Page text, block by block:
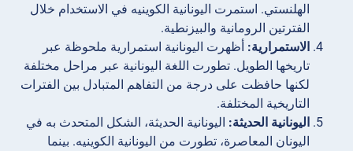
الهلنستي. استمرت اليونانية الكوينيه في الاستخدام خلال
الفترتين الرومانية والبيزنطية.
الاستمرارية: أظهرت اليونانية استمرارية ملحوظة عبر
تاريخها الطويل. تطورت اللغة اليونانية عبر مراحل مختلفة
لكنها حافظت على درجة من التفاهم المتبادل بين الفترات
التاريخية المختلفة.
اليونانية الحديثة: اليونانية الحديثة، الشكل المتحدث به في
اليونان المعاصرة، تطورت من اليونانية الكوينيه. بينما